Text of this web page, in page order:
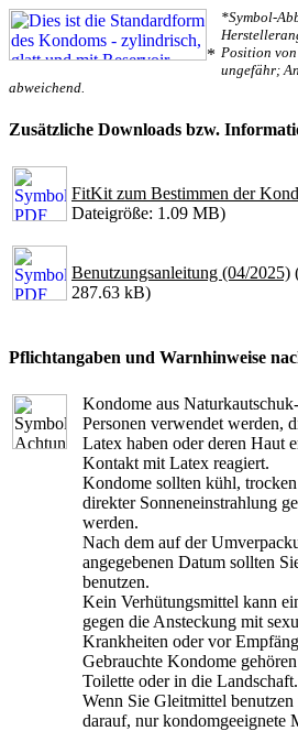
*
*Symbol-
Position
ungefähr;
abweichend.
Zusätzliche Downloads bzw.
FitKit zum Bestimmen der
Dateigröße: 1.09 MB)
Benutzungsanleitung (04/2025)
287.63 kB)
Pflichtangaben und Warnhinweise
Kondome aus
Personen verwendet werden,
Latex haben oder deren Haut
Kontakt mit Latex reagiert.
Kondome sollten kühl,
direkter Sonneneinstrahlung
werden.
Nach dem auf der
angegebenen Datum sollten
benutzen.
Kein Verhütungsmittel kann
gegen die Ansteckung mit
Krankheiten oder vor
Gebrauchte Kondome
Toilette oder in die Landschaft.
Wenn Sie Gleitmittel benutzen
darauf, nur kondomgeeignete